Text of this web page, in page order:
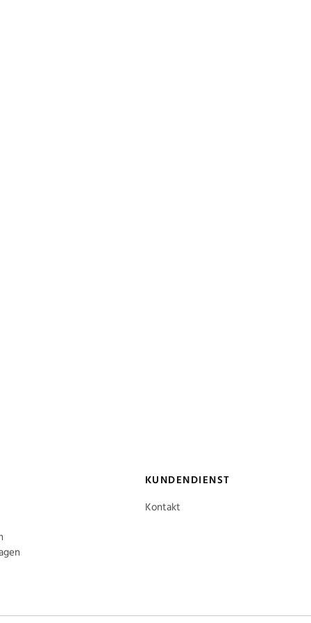
KUNDENDIENST
Kontakt